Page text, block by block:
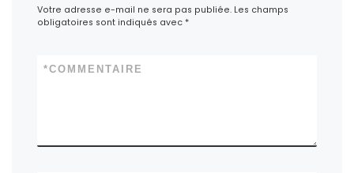
Votre adresse e-mail ne sera pas publiée. Les champs
obligatoires sont indiqués avec*
COMMENTAIRE
*